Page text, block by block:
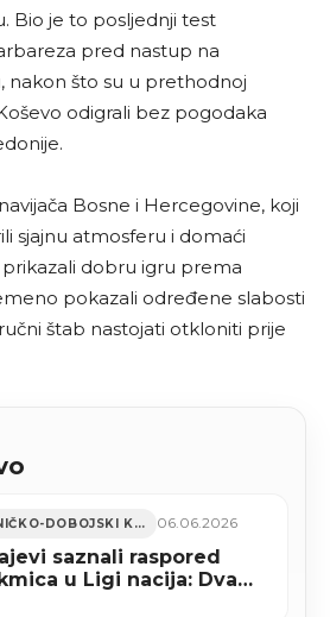
Bio je to posljednji test
pred nastup na
nakon što su u prethodnoj
odigrali bez pogodaka
Bosne i Hercegovine, koji
sjajnu atmosferu i domaći
dobru igru prema
pokazali određene slabosti
štab nastojati otkloniti prije
ZENIČKO-DOBOJSKI KANTON 06.06.2026
saznali raspored
u Ligi nacija: Dva